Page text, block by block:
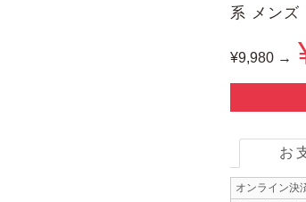
系 メン
¥9,980 →
お
オンライン決